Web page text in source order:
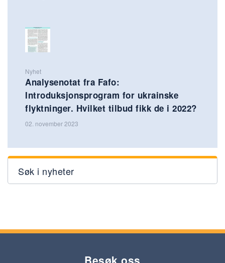
Nyhet
Analysenotat fra Fafo:
Introduksjonsprogram for ukrainske
flyktninger. Hvilket tilbud fikk de i 2022?
02. november 2023
Søk i nyheter
Besøk oss